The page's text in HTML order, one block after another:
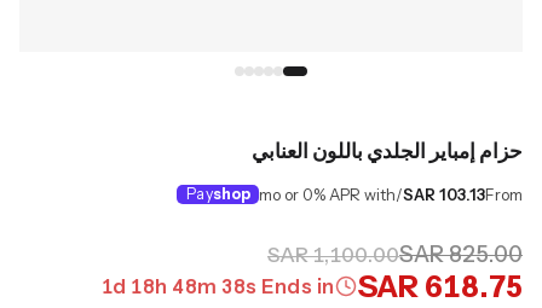
حزام إمباير الجلدي باللون العنابي
From
SAR 103.13
/mo or 0% APR with
shop
Pay
SAR 825.00
SAR 1,100.00
SAR 618.75
Ends in
1d 18h 48m 37s